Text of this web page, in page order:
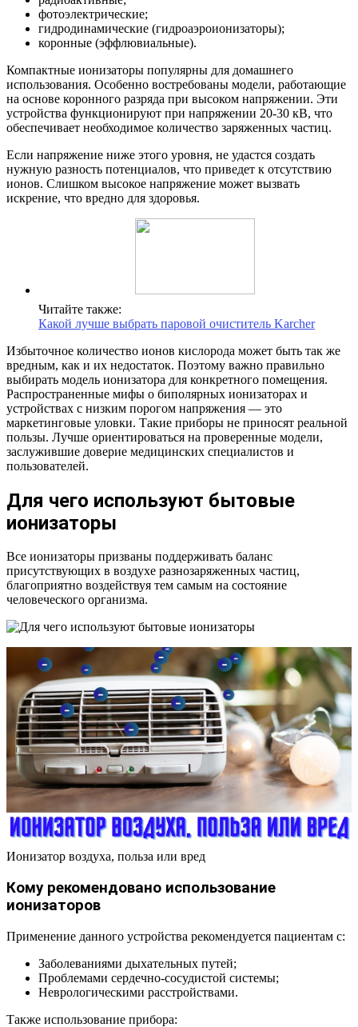
фотоэлектрические;
гидродинамические (гидроаэроионизаторы);
коронные (эффлювиальные).
Компактные ионизаторы популярны для домашнего
использования. Особенно востребованы модели, работающие
на основе коронного разряда при высоком напряжении. Эти
устройства функционируют при напряжении 20-30 кВ, что
обеспечивает необходимое количество заряженных частиц.
Если напряжение ниже этого уровня, не удастся создать
нужную разность потенциалов, что приведет к отсутствию
ионов. Слишком высокое напряжение может вызвать
искрение, что вредно для здоровья.
Читайте также:
Какой лучше выбрать паровой очиститель Karcher
Избыточное количество ионов кислорода может быть так же
вредным, как и их недостаток. Поэтому важно правильно
выбирать модель ионизатора для конкретного помещения.
Распространенные мифы о биполярных ионизаторах и
устройствах с низким порогом напряжения — это
маркетинговые уловки. Такие приборы не приносят реальной
пользы. Лучше ориентироваться на проверенные модели,
заслужившие доверие медицинских специалистов и
пользователей.
Для чего используют бытовые
ионизаторы
Все ионизаторы призваны поддерживать баланс
присутствующих в воздухе разнозаряженных частиц,
благоприятно воздействуя тем самым на состояние
человеческого организма.
Ионизатор воздуха, польза или вред
Кому рекомендовано использование
ионизаторов
Применение данного устройства рекомендуется пациентам с:
Заболеваниями дыхательных путей;
Проблемами сердечно-сосудистой системы;
Неврологическими расстройствами.
Также использование прибора: